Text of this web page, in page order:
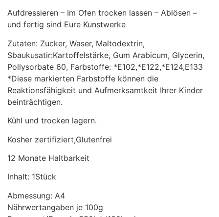
Aufdressieren – Im Ofen trocken lassen – Ablösen –
und fertig sind Eure Kunstwerke
Zutaten: Zucker, Waser, Maltodextrin,
Sbaukusatir:Kartoffelstärke, Gum Arabicum, Glycerin,
Pollysorbate 60, Farbstoffe: *E102,*E122,*E124,E133
*Diese markierten Farbstoffe können die
Reaktionsfähigkeit und Aufmerksamtkeit Ihrer Kinder
beinträchtigen.
Kühl und trocken lagern.
Kosher zertifiziert,Glutenfrei
12 Monate Haltbarkeit
Inhalt: 1Stück
Abmessung: A4
Nährwertangaben je 100g